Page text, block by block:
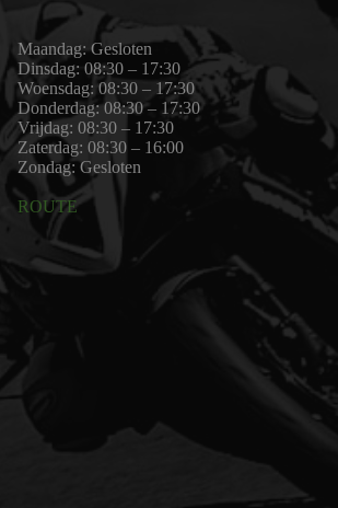
Maandag: Gesloten
Dinsdag: 08:30 – 17:30
Woensdag: 08:30 – 17:30
Donderdag: 08:30 – 17:30
Vrijdag: 08:30 – 17:30
Zaterdag: 08:30 – 16:00
Zondag: Gesloten
ROUTE